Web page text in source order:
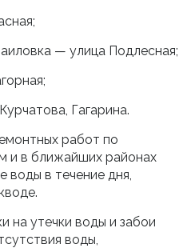
— улица Подлесная;
Гагарина.
работ по
и в ближайших районах
воды в течение дня,
на утечки воды и забои
воды,